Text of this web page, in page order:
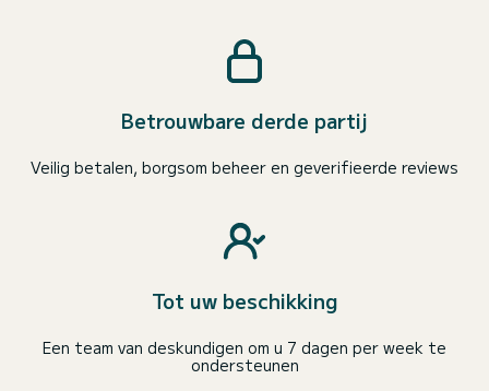
Betrouwbare derde partij
Veilig betalen, borgsom beheer en geverifieerde reviews
Tot uw beschikking
Een team van deskundigen om u 7 dagen per week te
ondersteunen